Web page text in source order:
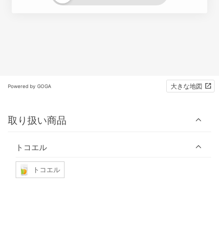
Powered by GOGA 大きな地図
取り扱い商品
トコエル
トコエル